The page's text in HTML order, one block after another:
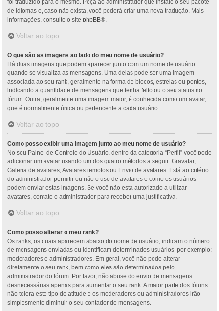
foi traduzido para o mesmo. Peça ao administrador que instale o seu pacote
de idiomas e, caso não exista, você poderá criar uma nova tradução. Mais
informações, consulte o site phpBB®.
Voltar ao topo
O que são as imagens ao lado do meu nome de usuário?
Há duas imagens que podem aparecer junto com um nome de usuário
quando se visualiza as mensagens. Uma delas pode ser uma imagem
associada ao seu rank, geralmente na forma de blocos, estrelas ou pontos,
indicando a quantidade de mensagens que tenha feito ou o seu status no
fórum. Outra, geralmente uma imagem maior, é conhecida como um avatar,
que é normalmente única ou pertencente a cada usuário.
Voltar ao topo
Como posso exibir uma imagem junto ao meu nome de usuário?
No seu Painel de Controle do Usuário, dentro da categoria “Perfil” você pode
adicionar um avatar usando um dos quatro métodos a seguir: Gravatar,
Galeria de avatares, Avatares remotos ou Envio de avatares. Está ao critério
do administrador permitir ou não o uso de avatares e como os usuários
podem enviar estas imagens. Se você não está autorizado a utilizar
avatares, contate o administrador para receber uma justificativa.
Voltar ao topo
Como posso alterar o meu rank?
Os ranks, os quais aparecem abaixo do nome de usuário, indicam o número
de mensagens enviadas ou identificam determinados usuários, por exemplo:
moderadores e administradores. Em geral, você não pode alterar
diretamente o seu rank, bem como eles são determinados pelo
administrador do fórum. Por favor, não abuse do envio de mensagens
desnecessárias apenas para aumentar o seu rank. A maior parte dos fóruns
não tolera este tipo de atitude e os moderadores ou administradores irão
simplesmente diminuir o seu contador de mensagens.